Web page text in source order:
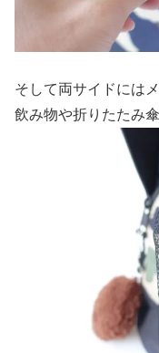
そして両サイドには
飲み物や折りたたみ